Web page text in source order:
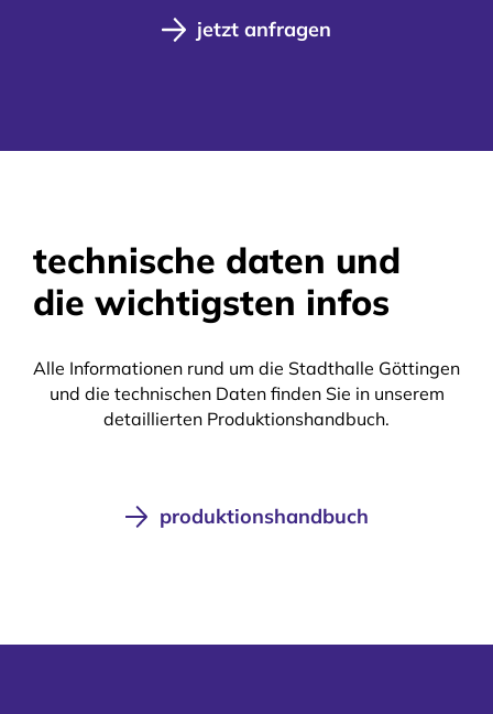
jetzt anfragen
technische daten und
die wichtigsten infos
Alle Informationen rund um die Stadthalle Göttingen
und die technischen Daten finden Sie in unserem
detaillierten Produktionshandbuch.
produktionshandbuch